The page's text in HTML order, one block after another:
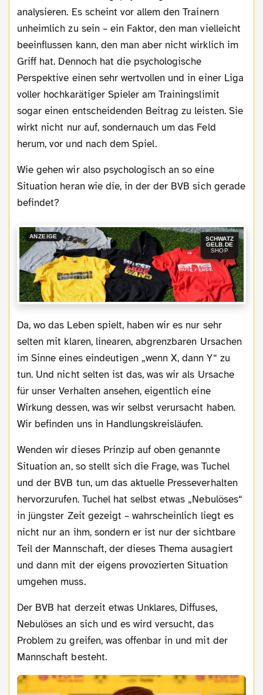
analysieren. Es scheint vor allem den Trainern
unheimlich zu sein – ein Faktor, den man vielleicht
beeinflussen kann, den man aber nicht wirklich im
Griff hat. Dennoch hat die psychologische
Perspektive einen sehr wertvollen und in einer Liga
voller hochkarätiger Spieler am Trainingslimit
sogar einen entscheidenden Beitrag zu leisten. Sie
wirkt nicht nur auf, sondernauch um das Feld
herum, vor und nach dem Spiel.
Wie gehen wir also psychologisch an so eine
Situation heran wie die, in der der BVB sich gerade
befindet?
ANZEIGE
SCHWATZ
GELB.DE
SHOP
Da, wo das Leben spielt, haben wir es nur sehr
selten mit klaren, linearen, abgrenzbaren Ursachen
im Sinne eines eindeutigen „wenn X, dann Y“ zu
tun. Und nicht selten ist das, was wir als Ursache
für unser Verhalten ansehen, eigentlich eine
Wirkung dessen, was wir selbst verursacht haben.
Wir befinden uns in Handlungskreisläufen.
Wenden wir dieses Prinzip auf oben genannte
Situation an, so stellt sich die Frage, was Tuchel
und der BVB tun, um das aktuelle Presseverhalten
hervorzurufen. Tuchel hat selbst etwas „Nebulöses“
in jüngster Zeit gezeigt – wahrscheinlich liegt es
nicht nur an ihm, sondern er ist nur der sichtbare
Teil der Mannschaft, der dieses Thema ausagiert
und dann mit der eigens provozierten Situation
umgehen muss.
Der BVB hat derzeit etwas Unklares, Diffuses,
Nebulöses an sich und es wird versucht, das
Problem zu greifen, was offenbar in und mit der
Mannschaft besteht.